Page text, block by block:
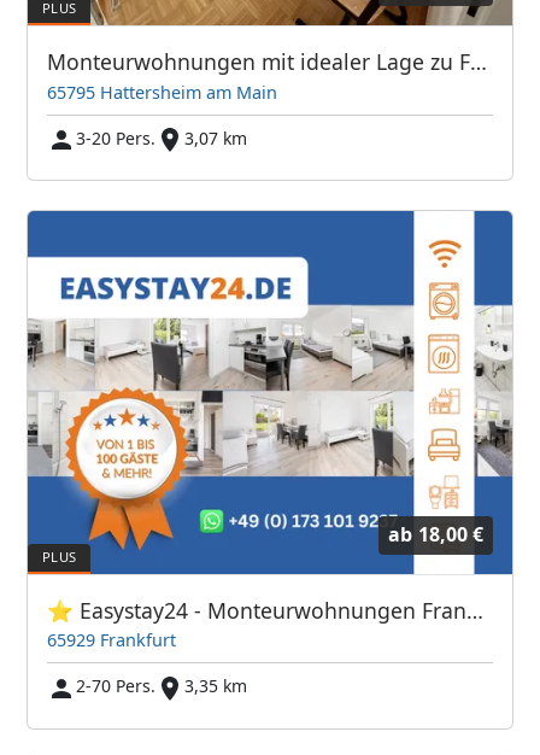
Monteurwohnungen mit idealer Lage zu Frankfurt / Flugahfen
65795 Hattersheim am Main
3-20 Pers.
3,07 km
ab 18,00 €
⭐ Easystay24 - Monteurwohnungen Frankfurt Flughafen
65929 Frankfurt
2-70 Pers.
3,35 km